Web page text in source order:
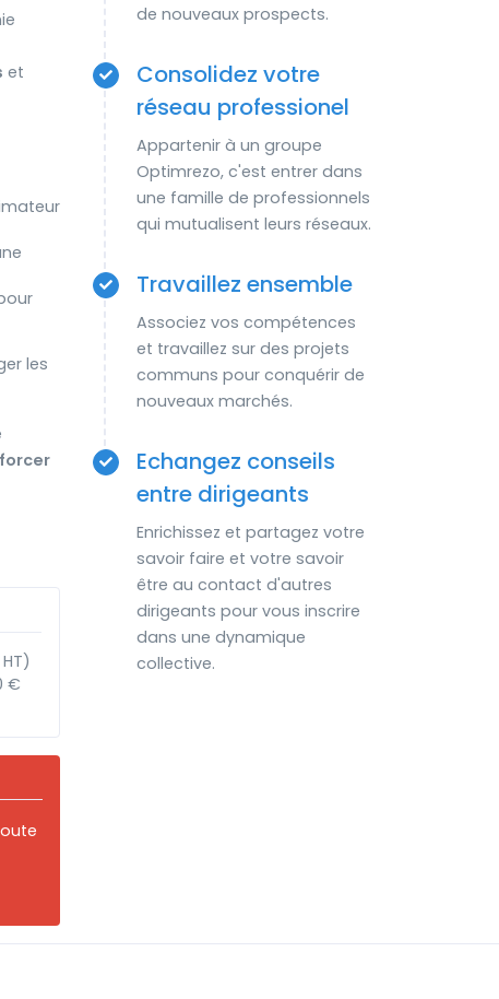
et
les
€
de nouveaux prospects.
Consolidez votre
réseau professionel
Appartenir à un groupe
Optimrezo, c'est entrer dans
une famille de professionnels
qui mutualisent leurs réseaux.
Travaillez ensemble
Associez vos compétences
et travaillez sur des projets
communs pour conquérir de
nouveaux marchés.
Echangez conseils
entre dirigeants
Enrichissez et partagez votre
savoir faire et votre savoir
être au contact d'autres
dirigeants pour vous inscrire
dans une dynamique
collective.